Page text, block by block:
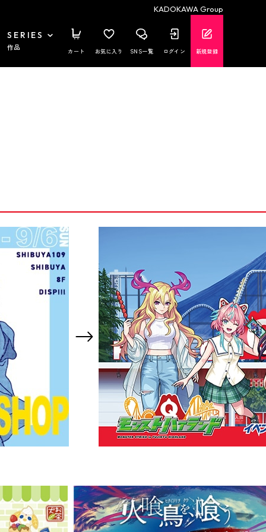
KADOKAWA Group
SERIES
作品 カート お気に入り SNS一覧 ログイン 新規登録